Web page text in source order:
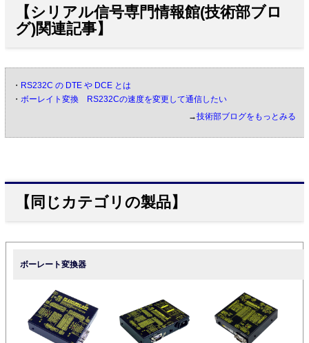
【シリアル信号専門情報館(技術部ブロ
グ)関連記事】
・ RS232C の DTE や DCE とは
・ ボーレイト変換 RS232Cの速度を変更して通信したい
→技術部ブログをもっとみる
【同じカテゴリの製品】
ボーレート変換器